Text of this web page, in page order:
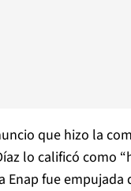
que hizo la
lo calificó como
Enap fue empujada